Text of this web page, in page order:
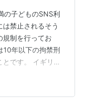
の子どものSNS利
禁止されるそう
規制を行ってお
10年以下の拘禁刑
です。 イギリス
もは来年からは